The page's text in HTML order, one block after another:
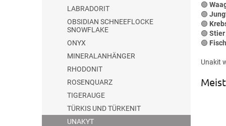
LABRADORIT
OBSIDIAN SCHNEEFLOCKE
SNOWFLAKE
ONYX
MINERALANHÄNGER
RHODONIT
ROSENQUARZ
TIGERAUGE
TÜRKIS UND TÜRKENIT
UNAKYT
🟢
🟢
🟢
🟢 Stier
🟢
Unakit